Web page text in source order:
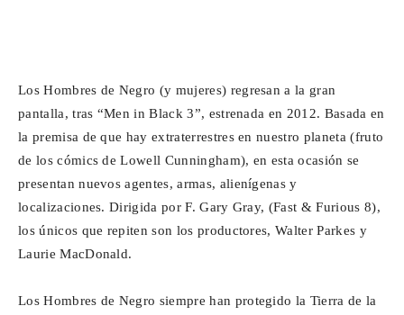
Los Hombres de Negro (y mujeres) regresan a la gran
pantalla, tras “Men in Black 3”, estrenada en 2012. Basada en
la premisa de que hay extraterrestres en nuestro planeta (fruto
de los cómics de Lowell Cunningham), en esta ocasión se
presentan nuevos agentes, armas, alienígenas y
localizaciones. Dirigida por F. Gary Gray, (Fast & Furious 8),
los únicos que repiten son los productores, Walter Parkes y
Laurie MacDonald.
Los Hombres de Negro siempre han protegido la Tierra de la